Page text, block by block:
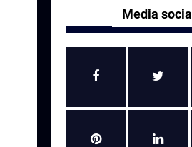
Media social